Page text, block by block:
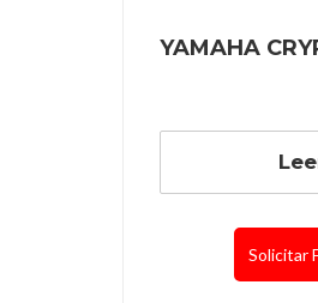
YAMAHA
Solicitar